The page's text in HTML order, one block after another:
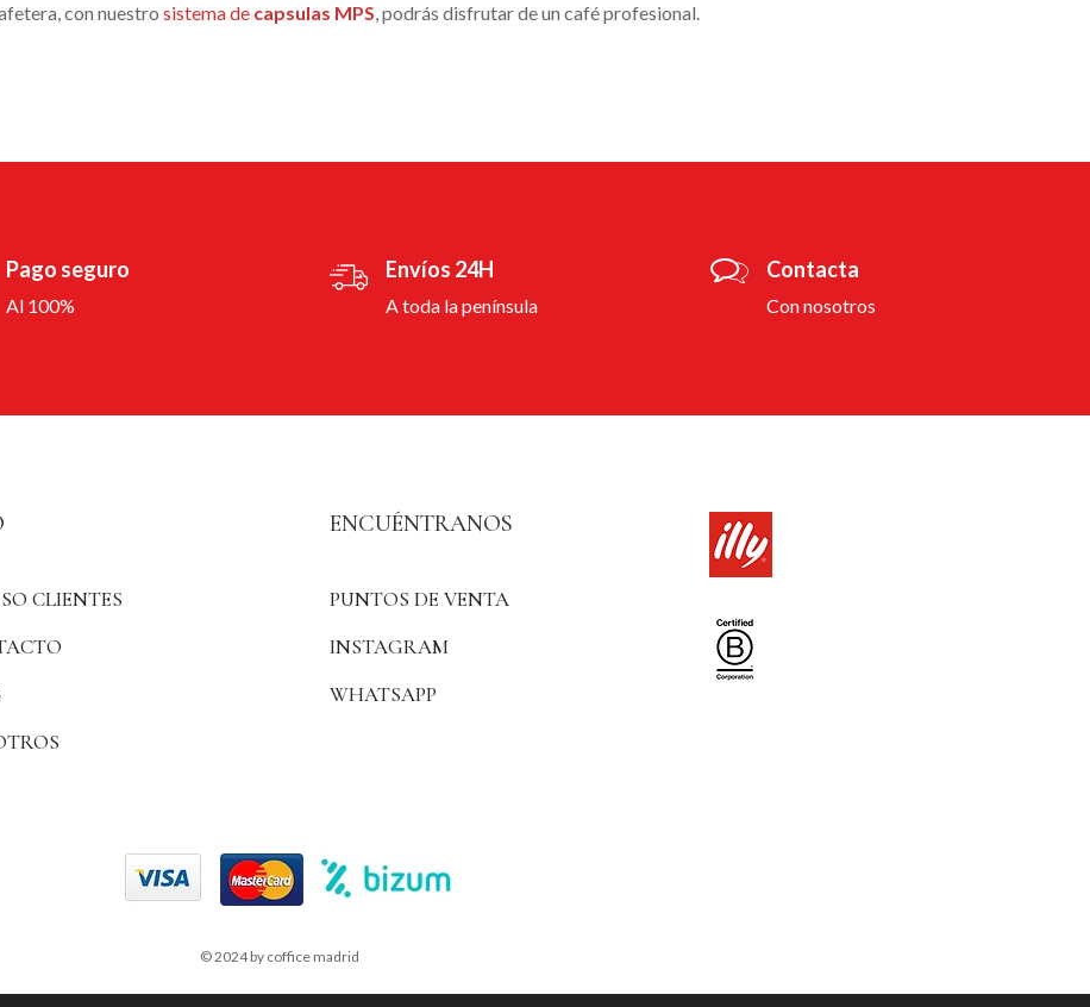
con nuestrosistema de capsulas MPS, podrás disfrutar de un café profesional.
Pago seguro
Al 100%
Envíos 24H
A toda la península
Contacta
Con nosotros
CLIENTES
ENCUÉNTRANOS
PUNTOS DE VENTA
INSTAGRAM
WHATSAPP
© 2024 by coffice madrid